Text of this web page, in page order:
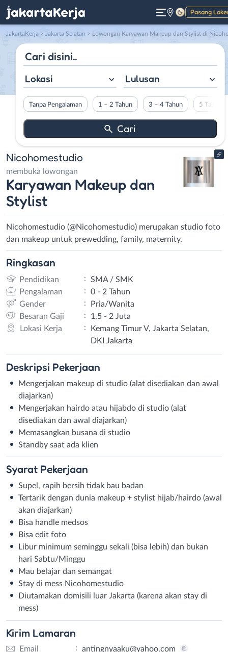
Pasang
Gelap
JakartaKerja > Jakarta Selatan > Lowongan Karyawan Makeup dan Stylist di
Lokasi Lulusan
Tanpa Pengalaman 1 – 2 Tahun 3 – 4 Tahun 5 Tahun
Nicohomestudio
membuka lowongan
Karyawan Makeup dan
Stylist
Nicohomestudio (@Nicohomestudio) merupakan studio foto
dan makeup untuk prewedding, family, maternity.
Ringkasan
Pendidikan :
SMA / SMK
Pengalaman
:
0 - 2 Tahun
Gender
:
Pria/Wanita
Besaran Gaji
:
1,5 - 2 Juta
Lokasi Kerja
:
Kemang Timur V, Jakarta Selatan,
DKI Jakarta
Deskripsi Pekerjaan
Mengerjakan makeup di studio (alat disediakan dan awal
diajarkan)
Mengerjakan hairdo atau hijabdo di studio (alat
disediakan dan awal diajarkan)
Memasangkan busana di studio
Standby saat ada klien
Syarat Pekerjaan
Supel, rapih bersih tidak bau badan
Tertarik dengan dunia makeup + stylist hijab/hairdo (awal
akan diajarkan)
Bisa handle medsos
Bisa edit foto
Libur minimum seminggu sekali (bisa lebih) dan bukan
hari Sabtu/Minggu
Mau belajar dan semangat
Stay di mess Nicohomestudio
Diutamakan domisili luar Jakarta (karena akan stay di
mess)
Kirim Lamaran
Email :
antingnyaaku@yahoo.com